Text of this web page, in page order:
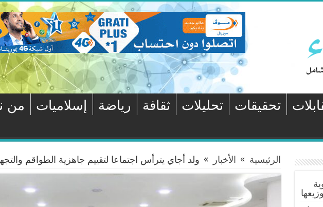
تحقيقات تحليلات ثقافة رياضة إسلاميات
من
الرئيسية » الأخبار » ولد أجاي يترأس اجتماعا لتقييم جاهزية الطواقم